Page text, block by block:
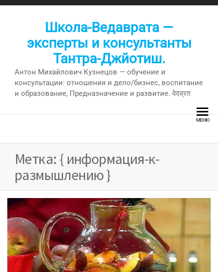
Перейти
Школа-Ведаврата —
эксперты и консультанты
Тантра-Джйотиш.
Антон Михайлович Кузнецов — обучение и
консультации: отношения и дело/бизнес, воспитание
и образование, Предназначение и развитие. वेदव्रत
МЕНЮ
Метка: { информация-к-
размышлению }